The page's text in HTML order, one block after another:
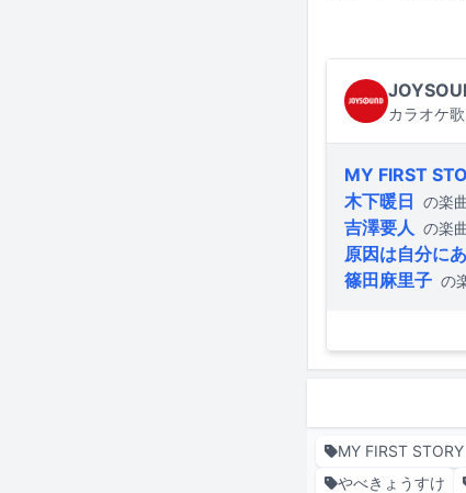
カラオケ
MY FIRST
木下暖日 の楽
吉澤要人 の楽
原因は自分にあ
篠田麻里子 の
MY FIRST STORY
やべきょうすけ